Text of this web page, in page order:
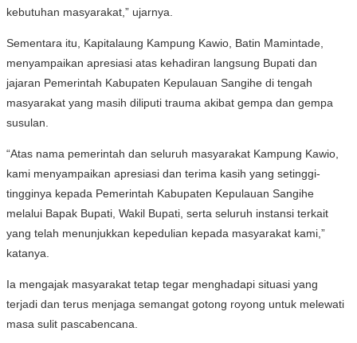
kebutuhan masyarakat,” ujarnya.
Sementara itu, Kapitalaung Kampung Kawio, Batin Mamintade,
menyampaikan apresiasi atas kehadiran langsung Bupati dan
jajaran Pemerintah Kabupaten Kepulauan Sangihe di tengah
masyarakat yang masih diliputi trauma akibat gempa dan gempa
susulan.
“Atas nama pemerintah dan seluruh masyarakat Kampung Kawio,
kami menyampaikan apresiasi dan terima kasih yang setinggi-
tingginya kepada Pemerintah Kabupaten Kepulauan Sangihe
melalui Bapak Bupati, Wakil Bupati, serta seluruh instansi terkait
yang telah menunjukkan kepedulian kepada masyarakat kami,”
katanya.
Ia mengajak masyarakat tetap tegar menghadapi situasi yang
terjadi dan terus menjaga semangat gotong royong untuk melewati
masa sulit pascabencana.